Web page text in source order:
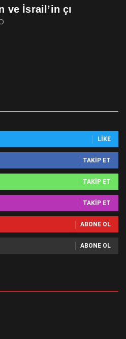
ve İsrail’in çı
LIKE
TAKIP ET
TAKIP ET
TAKIP ET
ABONE OL
ABONE OL